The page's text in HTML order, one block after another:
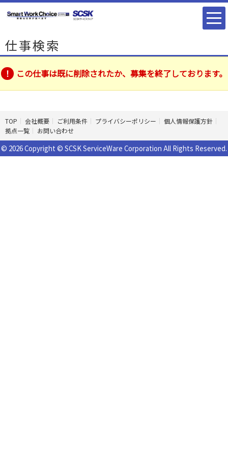
仕事検索
この仕事は既に削除されたか、募集を終了しております。
TOP 会社概要 ご利用条件 プライバシーポリシー
個人情報保護方針
拠点一覧
お問い合わせ
© 2026 Copyright © SCSK ServiceWare Corporation All Rights Reserved.